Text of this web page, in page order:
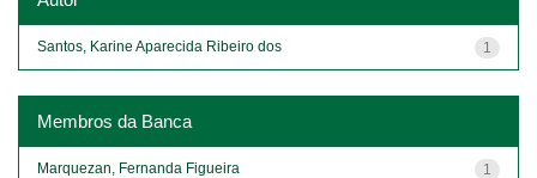
1
Santos, Karine Aparecida Ribeiro dos
Membros da Banca
1
Marquezan, Fernanda Figueira